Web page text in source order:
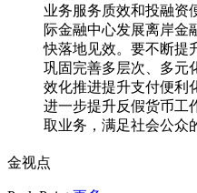
业务服务质效和投融资
际金融中心发展离岸金
快落地见效。要不断提
巩固完善多层次、多元
效化推进提升支付便利
进一步提升反假货币工
取业务，满足社会公众
金视点